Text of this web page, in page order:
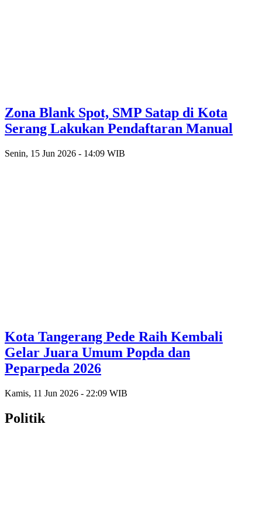
Zona Blank Spot, SMP Satap di Kota
Serang Lakukan Pendaftaran Manual
Senin, 15 Jun 2026 - 14:09 WIB
Kota Tangerang Pede Raih Kembali
Gelar Juara Umum Popda dan
Peparpeda 2026
Kamis, 11 Jun 2026 - 22:09 WIB
Politik